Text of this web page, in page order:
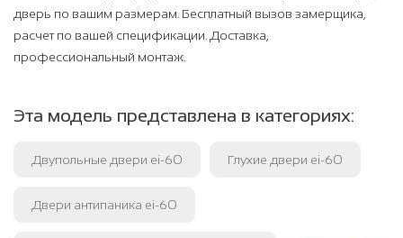
дверь по вашим размерам. Бесплатный вызов замерщика,
расчет по вашей спецификации. Доставка,
профессиональный монтаж.
Эта модель представлена в категориях:
Двупольные двери ei-60 Глухие двери ei-60
Двери антипаника ei-60